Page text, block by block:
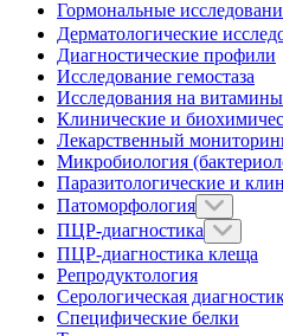
Гормональные
Дерматологические
Диагностические профили
Исследование гемостаза
Исследования на витамины
Клинические и
Лекарственный
Микробиология
Паразитологические и
Патоморфология
ПЦР-диагностика
ПЦР-диагностика клеща
Репродуктология
Серологическая
Специфические белки